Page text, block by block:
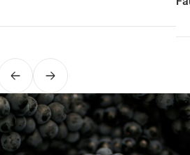
PrécédentSuivant